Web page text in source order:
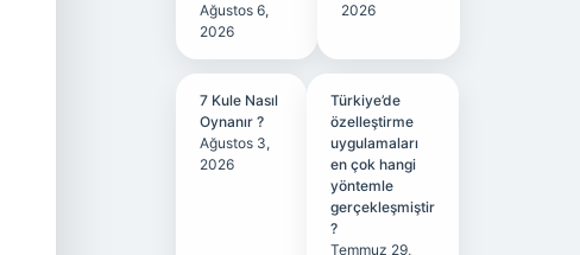
Ağustos 6,
2026
2026
7 Kule Nasıl
Oynanır ?
Ağustos 3,
2026
Türkiye’de
özelleştirme
uygulamaları
en çok hangi
yöntemle
gerçekleşmiştir
?
Temmuz 29,